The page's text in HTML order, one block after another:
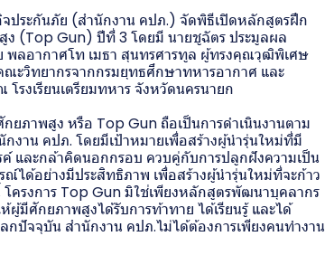
ประกันภัย (สำนักงาน คปภ.) จัดพิธีเปิดหลักสูตรฝึก
(Top Gun) ปีที่ 3 โดยมี นายชูฉัตร ประมูลผล
พลอากาศโท เมธา สุนทรศารทูล ผู้ทรงคุณวุฒิพิเศษ
ะวิทยากรจากกรมยุทธศึกษาทหารอากาศ และ
รงเรียนเตรียมทหาร จังหวัดนครนายก
ยภาพสูง หรือ Top Gun ถือเป็นการดำเนินงานตาม
าน คปภ. โดยมีเป้าหมายเพื่อสร้างผู้นำรุ่นใหม่ที่มี
ค์ และกล้าคิดนอกกรอบ ควบคู่กับการปลูกฝังความเป็น
ได้อย่างมีประสิทธิภาพ เพื่อสร้างผู้นำรุ่นใหม่ที่จะก้าว
ครงการ Top Gun มิใช่เพียงหลักสูตรพัฒนาบุคลากร
มีศักยภาพสูงได้รับการท้าทาย ได้เรียนรู้ และได้
ปัจจุบัน สำนักงาน คปภ.ไม่ได้ต้องการเพียงคนทำงาน